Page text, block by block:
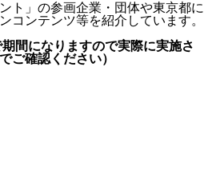
ト」の参画企業・団体や東京都に
コンテンツ等を紹介しています。
期間になりますので実際に実施さ
ご確認ください）